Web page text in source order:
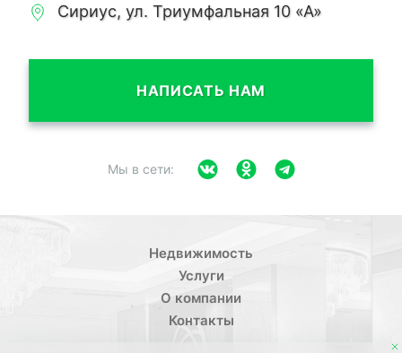
Сириус, ул. Триумфальная 10 «А»
НАПИСАТЬ НАМ
Мы в сети:
Недвижимость
Услуги
О компании
Контакты